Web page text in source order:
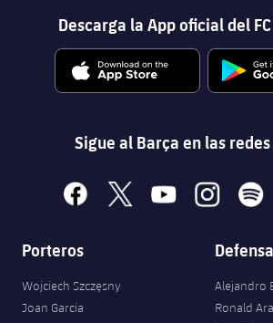
Descarga la App oficial del
Sigue al Barça en las
facebook
x youtubeinstagramspotify
Porteros
Wojciech Szczęsny
Joan Garcia
Alejandro
Ronald